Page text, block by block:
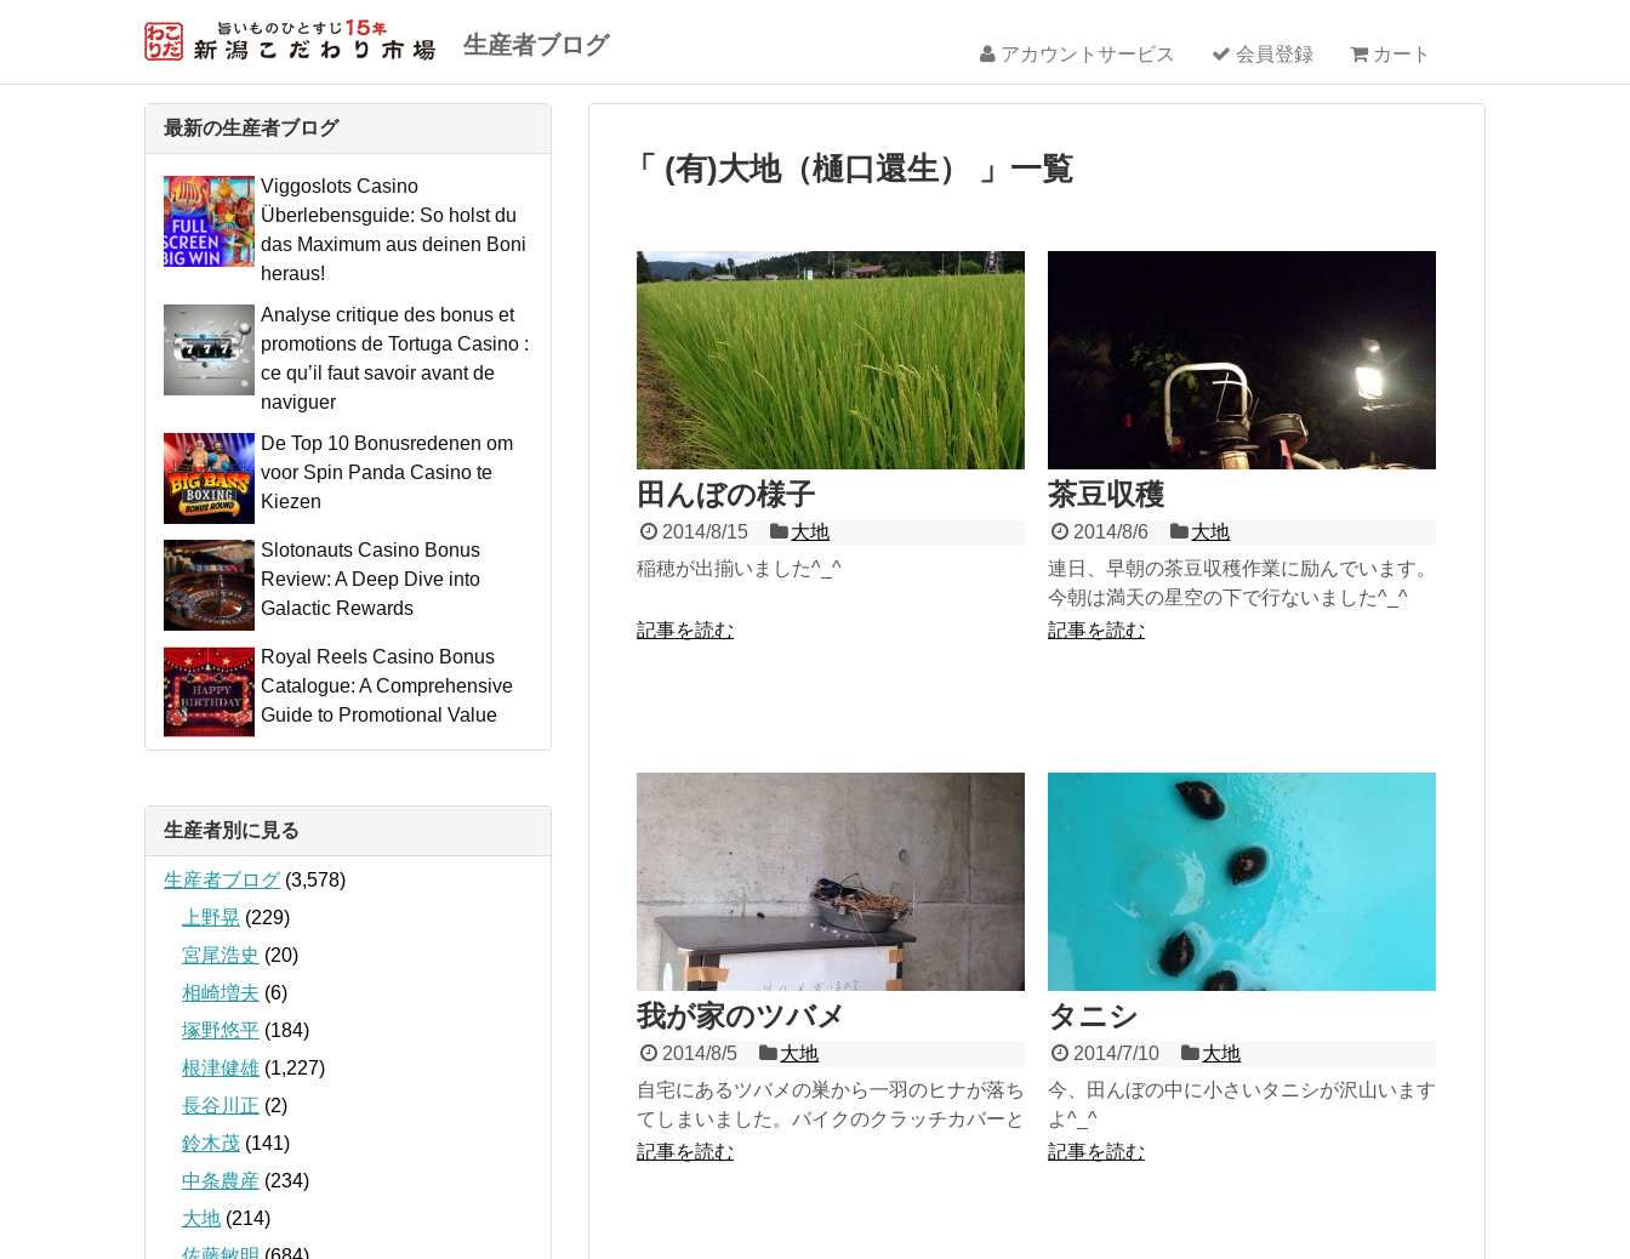
生産者ブログ アカウントサービス 会員登録 カート
「 (有)大地（樋口還生） 」一覧
田んぼの様子
2014/8/15
大地
稲穂が出揃いました^_^
記事を読む
茶豆収穫
2014/8/6
大地
連日、早朝の茶豆収穫作業に励んでいます。
今朝は満天の星空の下で行ないました^_^
記事を読む
我が家のツバメ
2014/8/5
大地
自宅にあるツバメの巣から一羽のヒナが落ち
てしまいました。バイクのクラッチカバーと
枯草で巣を作り、ポストの上に両面テープで
記事を読む
タニシ
2014/7/10
大地
今、田んぼの中に小さいタニシが沢山います
よ^_^
記事を読む
最新の生産者ブログ
Viggoslots Casino
Überlebensguide: So holst du
das Maximum aus deinen Boni
heraus!
Analyse critique des bonus et
promotions de Tortuga Casino :
ce qu’il faut savoir avant de
naviguer
De Top 10 Bonusredenen om
voor Spin Panda Casino te
Kiezen
Slotonauts Casino Bonus
Review: A Deep Dive into
Galactic Rewards
Royal Reels Casino Bonus
Catalogue: A Comprehensive
Guide to Promotional Value
生産者別に見る
生産者ブログ (3,578)
上野晃 (229)
宮尾浩史 (20)
相崎増夫 (6)
塚野悠平 (184)
根津健雄 (1,227)
長谷川正 (2)
鈴木茂 (141)
中条農産 (234)
大地 (214)